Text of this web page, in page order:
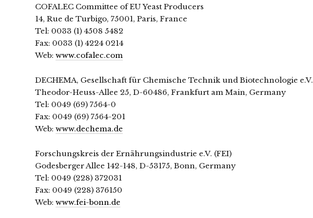
COFALEC Committee of EU Yeast Producers
14, Rue de Turbigo, 75001, Paris, France
Tel: 0033 (1) 4508 5482
Fax: 0033 (1) 4224 0214
Web: www.cofalec.com
DECHEMA, Gesellschaft für Chemische Technik und Biotechnologie e.V.
Theodor-Heuss-Allee 25, D-60486, Frankfurt am Main, Germany
Tel: 0049 (69) 7564-0
Fax: 0049 (69) 7564-201
Web: www.dechema.de
Forschungskreis der Ernährungsindustrie e.V. (FEI)
Godesberger Allee 142-148, D-53175, Bonn, Germany
Tel: 0049 (228) 372031
Fax: 0049 (228) 376150
Web: www.fei-bonn.de